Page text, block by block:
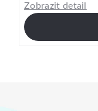
Zobrazit detail